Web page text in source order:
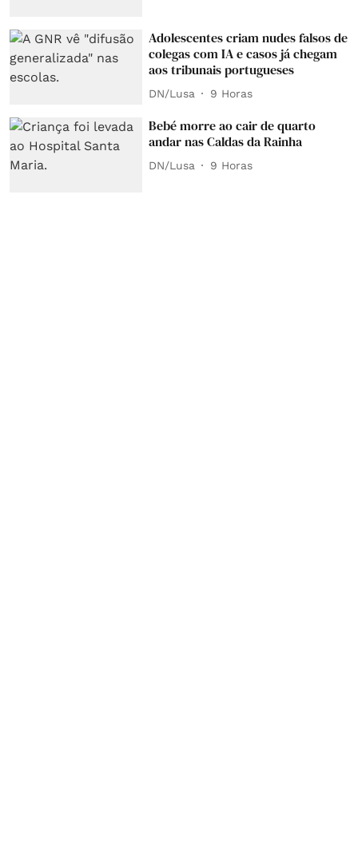
Adolescentes criam nudes falsos de
colegas com IA e casos já chegam
aos tribunais portugueses
DN/Lusa 9 Horas
Bebé morre ao cair de quarto
andar nas Caldas da Rainha
DN/Lusa 9 Horas